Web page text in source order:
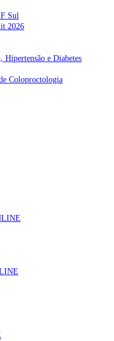
comparticipação reforçada
Madeira
direitos de parentalidade
na criação de novo curso
famílias após diagnóstico
ao tribunal, cada
faz a diferença”
ficar sem médico de
alerta associação
com enfarte
de Lp(a), revela estudo
Sul
2026
Hipertensão e Diabetes
Coloproctologia